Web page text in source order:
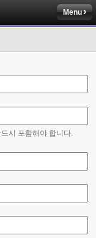
Menu
시 포함해야 합니다.